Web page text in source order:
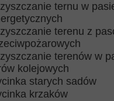
ternu w
terenu z
terenów w
kolejowych
starych sadów
krzaków